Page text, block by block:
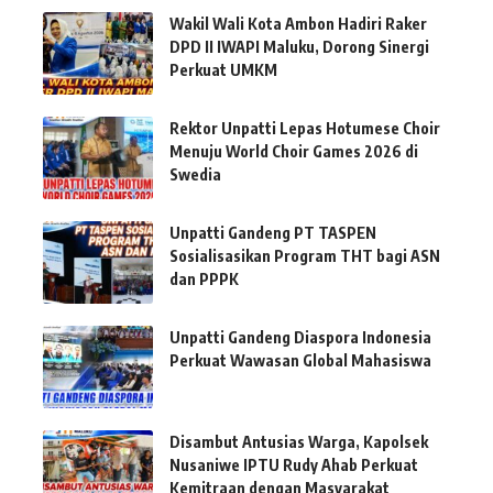
Wakil Wali Kota Ambon Hadiri Raker
DPD II IWAPI Maluku, Dorong Sinergi
Perkuat UMKM
Rektor Unpatti Lepas Hotumese Choir
Menuju World Choir Games 2026 di
Swedia
Unpatti Gandeng PT TASPEN
Sosialisasikan Program THT bagi ASN
dan PPPK
Unpatti Gandeng Diaspora Indonesia
Perkuat Wawasan Global Mahasiswa
Disambut Antusias Warga, Kapolsek
Nusaniwe IPTU Rudy Ahab Perkuat
Kemitraan dengan Masyarakat